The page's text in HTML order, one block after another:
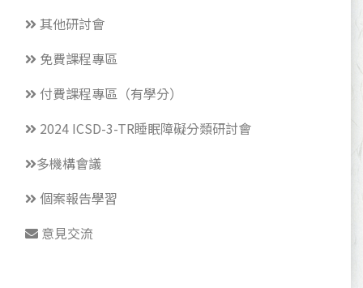
其他研討會
免費課程專區
付費課程專區（有學分）
2024 ICSD-3-TR睡眠障礙分類研討會
多機構會議
個案報告學習
意見交流